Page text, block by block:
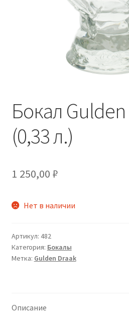
Бокал
(0,33 л.)
1 250,00 ₽
Нет в наличии
Артикул: 482
Категория: Бокалы
Метка: Gulden Draak
Описание